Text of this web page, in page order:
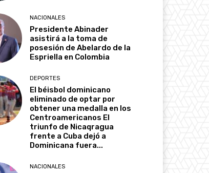
NACIONALES
Presidente Abinader
asistirá a la toma de
posesión de Abelardo de la
Espriella en Colombia
DEPORTES
El béisbol dominicano
eliminado de optar por
obtener una medalla en los
Centroamericanos El
triunfo de Nicaqragua
frente a Cuba dejó a
Dominicana fuera...
NACIONALES